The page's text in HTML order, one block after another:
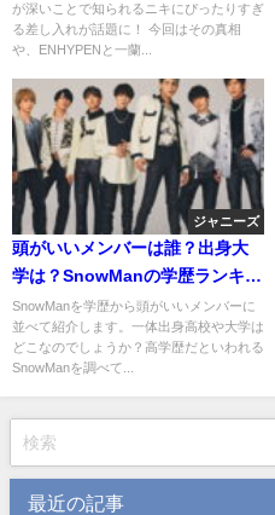
って本当？！
が深いことで知られるニキにぴったりすぎ
る差し入れが話題に！ 今回はその真相
や、ENHYPENと一蘭...
ジャニーズ
頭がいいメンバーは誰？出身大
学は？SnowManの学歴ランキン
グ！
SnowManを学歴から頭がいいメンバーに
並べて紹介します。一体出身高校や大学は
どこなのでしょうか？高学歴だといわれる
SnowManを調べて...
最近の記事